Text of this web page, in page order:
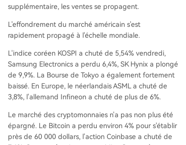
supplémentaire, les ventes se propagent.
L'effondrement du marché américain s'est
rapidement propagé à l'échelle mondiale.
L'indice coréen KOSPI a chuté de 5,54% vendredi,
Samsung Electronics a perdu 6,4%, SK Hynix a plongé
de 9,9%. La Bourse de Tokyo a également fortement
baissé. En Europe, le néerlandais ASML a chuté de
3,8%, l'allemand Infineon a chuté de plus de 6%.
Le marché des cryptomonnaies n'a pas non plus été
épargné. Le Bitcoin a perdu environ 4% pour s'établir
près de 60 000 dollars, l'action Coinbase a chuté de